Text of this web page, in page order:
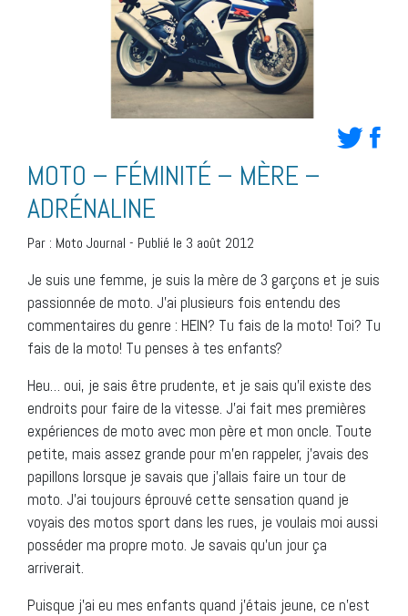
MOTO – FÉMINITÉ – MÈRE –
ADRÉNALINE
Par : Moto Journal - Publié le 3 août 2012
Je suis une femme, je suis la mère de 3 garçons et je suis
passionnée de moto. J’ai plusieurs fois entendu des
commentaires du genre : HEIN? Tu fais de la moto! Toi? Tu
fais de la moto! Tu penses à tes enfants?
Heu… oui, je sais être prudente, et je sais qu’il existe des
endroits pour faire de la vitesse. J’ai fait mes premières
expériences de moto avec mon père et mon oncle. Toute
petite, mais assez grande pour m’en rappeler, j’avais des
papillons lorsque je savais que j’allais faire un tour de
moto. J’ai toujours éprouvé cette sensation quand je
voyais des motos sport dans les rues, je voulais moi aussi
posséder ma propre moto. Je savais qu’un jour ça
arriverait.
Puisque j’ai eu mes enfants quand j’étais jeune, ce n’est